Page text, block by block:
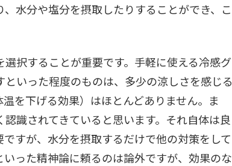
水分や塩分を摂取したりすることができ、こ
択することが重要です。手軽に使える冷感グ
いった程度のものは、多少の涼しさを感じる
を下げる効果）はほとんどありません。ま
識されてきていると思います。それ自体は良
すが、水分を摂取するだけで他の対策をして
った精神論に頼るのは論外ですが、効果のな